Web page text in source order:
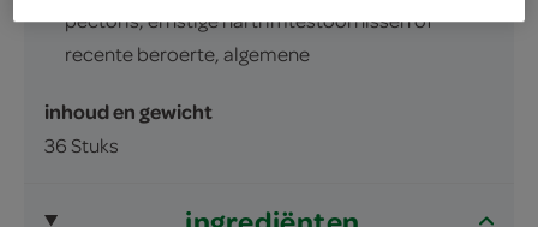
pectoris, ernstige hartrimtestoornissen of
recente beroerte, algemene
inhoud en gewicht
36 Stuks